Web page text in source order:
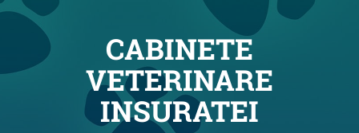
CABINETE
VETERINARE
INSURATEI